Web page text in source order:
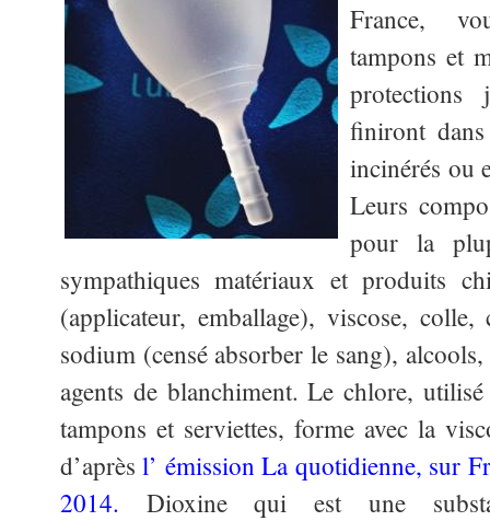
France,
tampons et
finiront
incinérés ou
Leurs
pour la
sympathiques matériaux et produits
(applicateur, emballage), viscose,
sodium (censé absorber le sang),
agents de blanchiment. Le chlore,
tampons et serviettes, forme avec la
d’aprèsl’ émission La quotidienne, sur
2014. Dioxine qui est une